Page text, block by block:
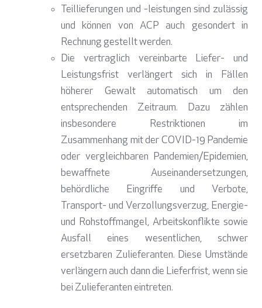
Teillieferungen und -leistungen sind zulässig
und können von ACP auch gesondert in
Rechnung gestellt werden.
Die vertraglich vereinbarte Liefer- und
Leistungsfrist verlängert sich in Fällen
höherer Gewalt automatisch um den
entsprechenden Zeitraum. Dazu zählen
insbesondere Restriktionen im
Zusammenhang mit der COVID-19 Pandemie
oder vergleichbaren Pandemien/Epidemien,
bewaffnete Auseinandersetzungen,
behördliche Eingriffe und Verbote,
Transport- und Verzollungsverzug, Energie-
und Rohstoffmangel, Arbeitskonflikte sowie
Ausfall eines wesentlichen, schwer
ersetzbaren Zulieferanten. Diese Umstände
verlängern auch dann die Lieferfrist, wenn sie
bei Zulieferanten eintreten.